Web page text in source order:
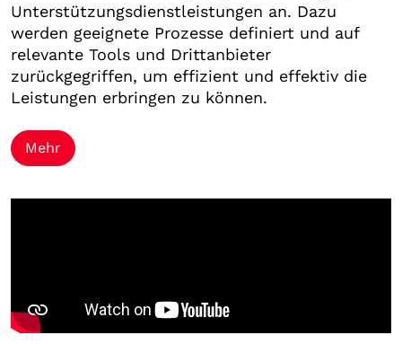
Unterstützungsdienstleistungen an. Dazu
werden geeignete Prozesse definiert und auf
relevante Tools und Drittanbieter
zurückgegriffen, um effizient und effektiv die
Leistungen erbringen zu können.
Mehr